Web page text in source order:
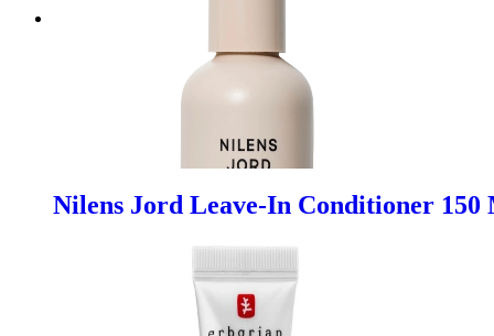
Nilens Jord Leave-In Conditioner 150